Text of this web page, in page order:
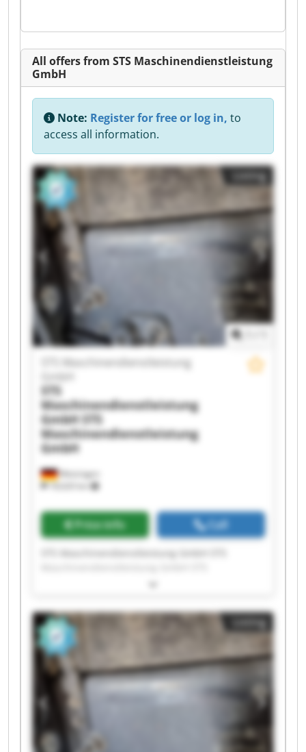
All offers from STS Maschinendienstleistung
GmbH
Note: Register for free or log in, to
access all information.
Listing
Metzingen
18,620 km
STS Maschinendienstleistung
STS
Maschinendienstleistung
GmbH STS
Maschinendienstleistung
GmbH
Price info Call
STS Maschinendienstleistung GmbH STS
Maschinendienstleistung GmbH STS
Maschinendienstleistung GmbH STS
Maschinendienstleistung GmbH STS
Maschinendienstleistung GmbH STS
Maschinendienstleistung GmbH STS
Maschinendienstleistung GmbH STS
Maschinendienstleistung GmbH STS
Maschinendienstleistung GmbH STS
Maschinendienstleistung GmbH STS
Maschinendienstleistung GmbH STS
Maschinendienstleistung GmbH STS
Listing